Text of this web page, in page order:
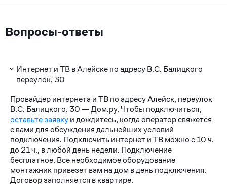
Вопросы-ответы
Интернет и ТВ в Алейске по адресу В.С. Балицкого
переулок, 30
Провайдер интернета и ТВ по адресу Алейск, переулок
В.С. Балицкого, 30 — Дом.ру. Чтобы подключиться,
оставьте заявкуи дождитесь, когда оператор свяжется
с вами для обсуждения дальнейших условий
подключения. Подключить интернет и ТВ можно с 10 ч.
до 21 ч., в любой день недели. Подключение
бесплатное. Все необходимое оборудование
монтажник привезет вам на дом в день подключения.
Договор заполняется в квартире.